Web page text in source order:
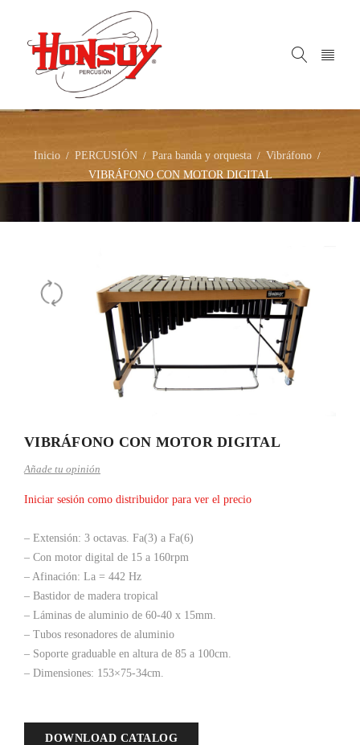
Inicio / PERCUSIÓN / Para banda y orquesta / Vibráfono /
VIBRÁFONO CON MOTOR DIGITAL
VIBRÁFONO CON MOTOR DIGITAL
Añade tu opinión
Iniciar sesión como distribuidor para ver el precio
– Extensión: 3 octavas. Fa(3) a Fa(6)
– Con motor digital de 15 a 160rpm
– Afinación: La = 442 Hz
– Bastidor de madera tropical
– Láminas de aluminio de 60-40 x 15mm.
– Tubos resonadores de aluminio
– Soporte graduable en altura de 85 a 100cm.
– Dimensiones: 153×75-34cm.
DOWNLOAD CATALOG